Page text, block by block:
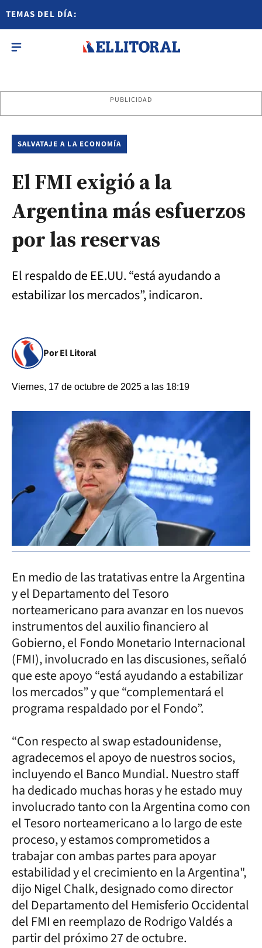
TEMAS DEL DÍA:
PUBLICIDAD
SALVATAJE A LA ECONOMÍA
El FMI exigió a la
Argentina más esfuerzos
por las reservas
El respaldo de EE.UU. “está ayudando a
estabilizar los mercados”, indicaron.
Por El Litoral
Viernes, 17 de octubre de 2025 a las 18:19
En medio de las tratativas entre la Argentina
y el Departamento del Tesoro
norteamericano para avanzar en los nuevos
instrumentos del auxilio financiero al
Gobierno, el Fondo Monetario Internacional
(FMI), involucrado en las discusiones, señaló
que este apoyo “está ayudando a estabilizar
los mercados” y que “complementará el
programa respaldado por el Fondo”.
“Con respecto al swap estadounidense,
agradecemos el apoyo de nuestros socios,
incluyendo el Banco Mundial. Nuestro staff
ha dedicado muchas horas y he estado muy
involucrado tanto con la Argentina como con
el Tesoro norteamericano a lo largo de este
proceso, y estamos comprometidos a
trabajar con ambas partes para apoyar
estabilidad y el crecimiento en la Argentina",
dijo Nigel Chalk, designado como director
del Departamento del Hemisferio Occidental
del FMI en reemplazo de Rodrigo Valdés a
partir del próximo 27 de octubre.